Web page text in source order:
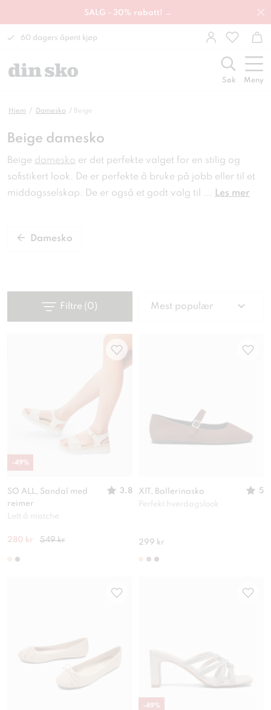
SALG - 30% rabatt! →
60 dagers åpent kjøp
Søk Meny
Hjem Damesko Beige
Beige damesko
Beige damesko er det perfekte valget for en stilig og
sofistikert look. De er perfekte å bruke på jobb eller til
et
middagsselskap. De er også et godt valg til
... Les mer
Damesko
Filtre (0) Mest populær
SO ALL, Sandal med
reimer
3.8
Lett å matche
280 kr 549 kr
-49%
XIT, Ballerinasko
5
Perfekt hverdagslook
299 kr
-49%